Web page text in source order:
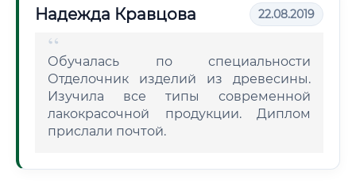
Надежда Кравцова 22.08.2019
Обучалась по специальности
Отделочник изделий из древесины.
Изучила все типы современной
лакокрасочной продукции. Диплом
прислали почтой.